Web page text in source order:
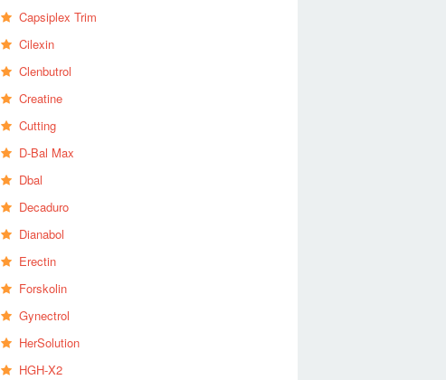
Capsiplex Trim
Cilexin
Clenbutrol
Creatine
Cutting
D-Bal Max
Dbal
Decaduro
Dianabol
Erectin
Forskolin
Gynectrol
HerSolution
HGH-X2